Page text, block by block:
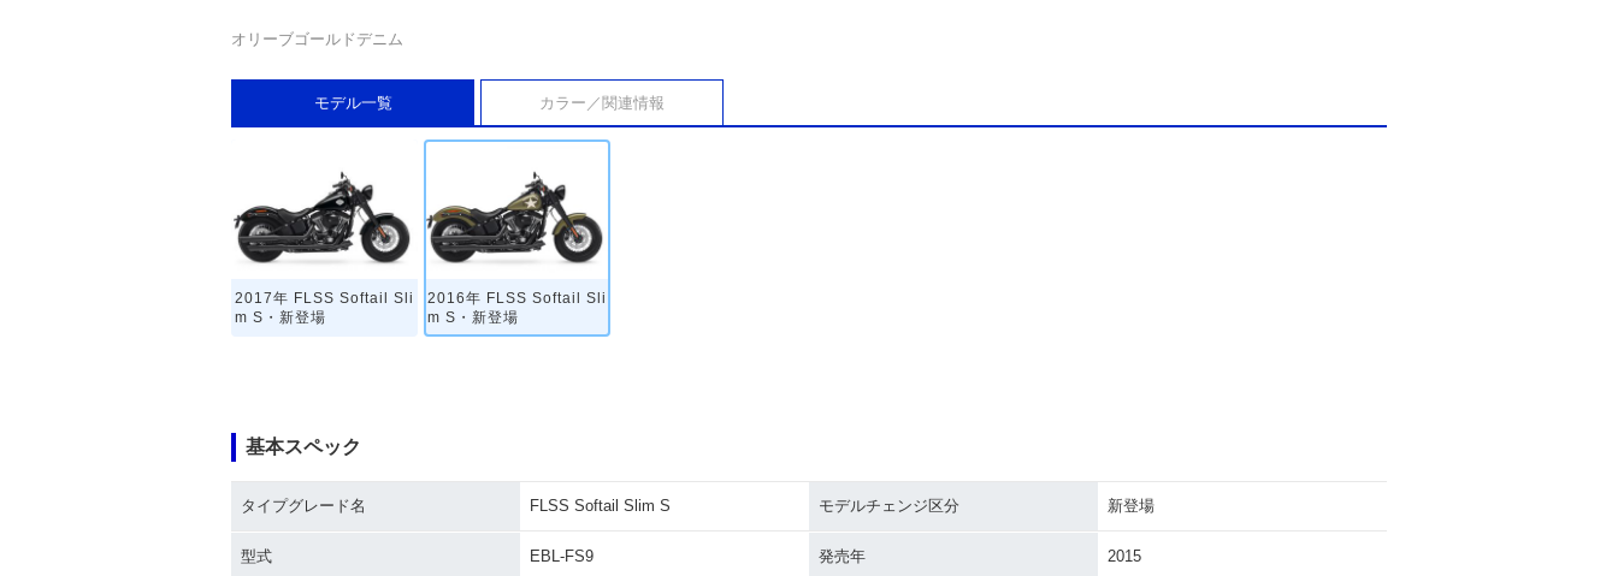
オリーブゴールドデニム
モデル一覧 カラー／関連情報
2017年 FLSS Softail Sli
m S・新登場
2016年 FLSS Softail Sli
m S・新登場
基本スペック
タイプグレード名 FLSS Softail Slim S モデルチェンジ区分 新登場
型式 EBL-FS9 発売年 2015